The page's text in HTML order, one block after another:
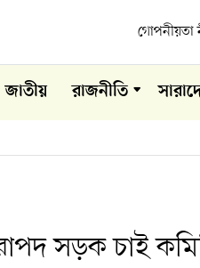
গোপনীয়তা
জাতীয় রাজনীতি
সড়ক চাই